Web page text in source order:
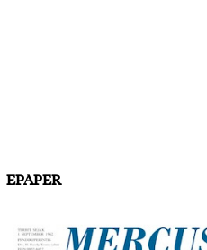
EPAPER